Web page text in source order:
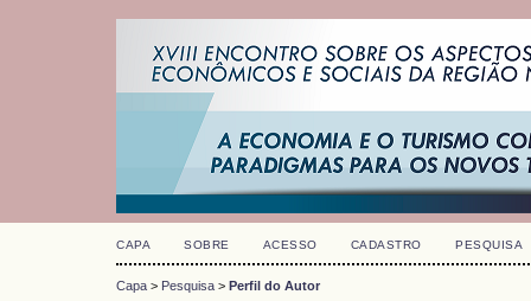
CAPA SOBRE ACESSO CADASTRO PESQUISA
Capa > Pesquisa > Perfil do Autor